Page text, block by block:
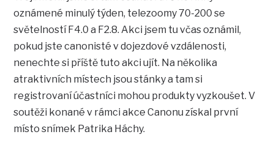
oznámené minulý týden, telezoomy 70-200 se
světelností F4.0 a F2.8. Akci jsem tu včas oznámil,
pokud jste canonisté v dojezdové vzdálenosti,
nenechte si příště tuto akci ujít. Na několika
atraktivních místech jsou stánky a tam si
registrovaní účastníci mohou produkty vyzkoušet. V
soutěži konané v rámci akce Canonu získal první
místo snímek Patrika Háchy.